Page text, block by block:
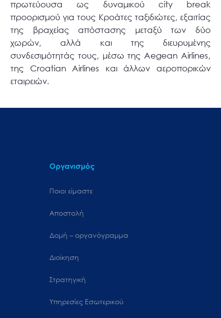
πρωτεύουσα ως δυναμικού city break
προορισμού για τους Κροάτες ταξιδιώτες, εξαιτίας
της βραχείας απόστασης μεταξύ των δύο
χωρών, αλλά και της διευρυμένης
συνδεσιμότητάς τους, μέσω της Aegean Airlines,
της Croatian Airlines και άλλων αεροπορικών
εταιρειών.
Οργανισμός
Ποιοι είμαστε
Αποστολή
Δομή – οργανόγραμμα
Διοίκηση
Στρατηγική
Υπηρεσίες Εσωτερικού